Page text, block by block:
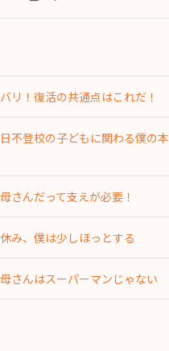
リ！復活の共通点はこれだ！
日不登校の子どもに関わる僕の本
さんだって支えが必要！
休み、僕は少しほっとする
母さんはスーパーマンじゃない